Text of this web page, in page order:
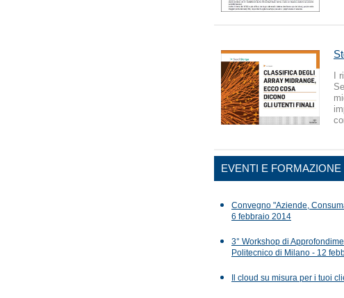
I
EVENTI E FORMAZIONE
Convegno "Aziende,
6 febbraio 2014
3° Workshop di
Politecnico di Milano - 12
Il cloud su misura per i tuoi